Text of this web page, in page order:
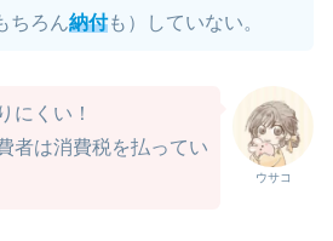
ちろん納付も）していない。
ウサコ
にくい！
者は消費税を払ってい